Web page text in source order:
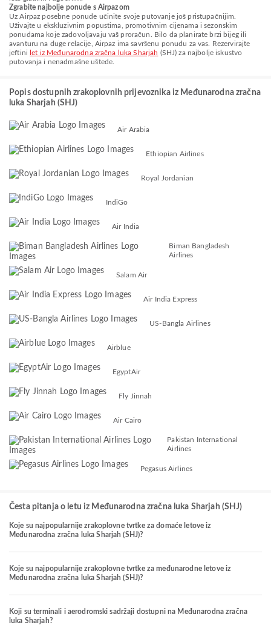
Zgrabite najbolje ponude s Airpazom
Uz Airpaz posebne ponude učinite svoje putovanje još pristupačnijim.
Uživajte u ekskluzivnim popustima, promotivnim cijenama i sezonskim
ponudama koje zadovoljavaju vaš proračun. Bilo da planirate brzi bijeg ili
avanturu na duge relacije, Airpaz ima savršenu ponudu za vas. Rezervirajte
jeftini let iz Međunarodna zračna luka Sharjah (SHJ) za najbolje iskustvo
putovanja i nenadmašne uštede.
Popis dostupnih zrakoplovnih prijevoznika iz Međunarodna zračna
luka Sharjah (SHJ)
Air Arabia
Ethiopian Airlines
Royal Jordanian
IndiGo
Air India
Biman Bangladesh
Airlines
Salam Air
Air India Express
US-Bangla Airlines
Airblue
EgyptAir
Fly Jinnah
Air Cairo
Pakistan International
Airlines
Pegasus Airlines
Česta pitanja o letu iz Međunarodna zračna luka Sharjah (SHJ)
Koje su najpopularnije zrakoplovne tvrtke za domaće letove iz
Međunarodna zračna luka Sharjah (SHJ)?
Koje su najpopularnije zrakoplovne tvrtke za međunarodne letove iz
Međunarodna zračna luka Sharjah (SHJ)?
Koji su terminali i aerodromski sadržaji dostupni na Međunarodna zračna
luka Sharjah?